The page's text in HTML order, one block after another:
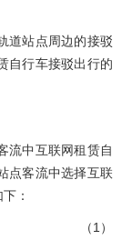
道站点周边的接驳
自行车接驳出行的
流中互联网租赁自
点客流中选择互联
：
（1）